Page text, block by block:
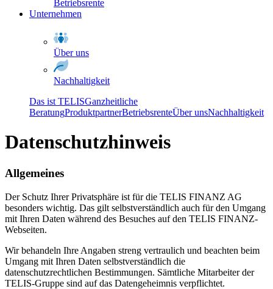
Betriebsrente
Unternehmen
Über uns
Nachhaltigkeit
Das ist TELISGanzheitliche
BeratungProduktpartnerBetriebsrenteÜber unsNachhaltigkeit
Datenschutzhinweis
Allgemeines
Der Schutz Ihrer Privatsphäre ist für die TELIS FINANZ AG
besonders wichtig. Das gilt selbstverständlich auch für den Umgang
mit Ihren Daten während des Besuches auf den TELIS FINANZ-
Webseiten.
Wir behandeln Ihre Angaben streng vertraulich und beachten beim
Umgang mit Ihren Daten selbstverständlich die
datenschutzrechtlichen Bestimmungen. Sämtliche Mitarbeiter der
TELIS-Gruppe sind auf das Datengeheimnis verpflichtet.